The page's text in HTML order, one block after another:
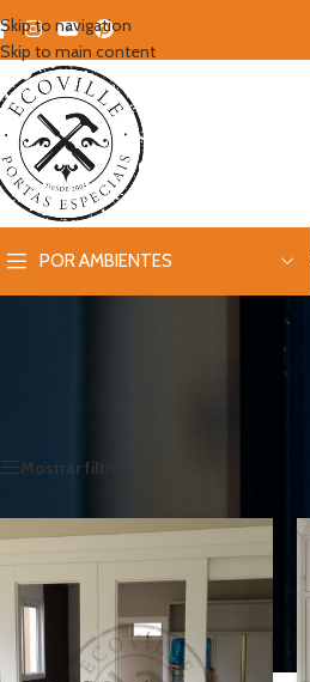
Skip to navigation
Skip to main content
POR AMBIENTES
Mostrar filtros